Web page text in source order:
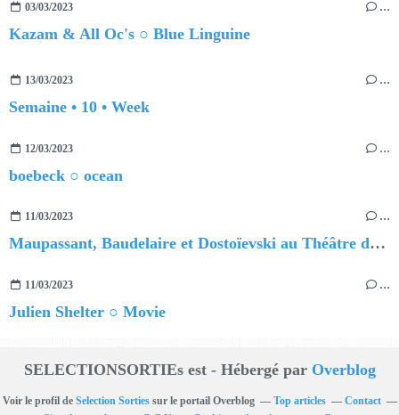
03/03/2023 …
Kazam & All Oc's ○ Blue Linguine
13/03/2023 …
Semaine • 10 • Week
12/03/2023 …
boebeck ○ ocean
11/03/2023 …
Maupassant, Baudelaire et Dostoïevski au Théâtre de Nesle !
11/03/2023 …
Julien Shelter ○ Movie
SELECTIONSORTIEs est - Hébergé par Overblog
Voir le profil de Selection Sortiessur le portail Overblog Top articles
Contact